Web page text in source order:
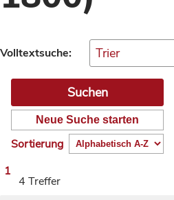
Volltextsuche:
Neue Suche starten
Sortierung
1
4 Treffer